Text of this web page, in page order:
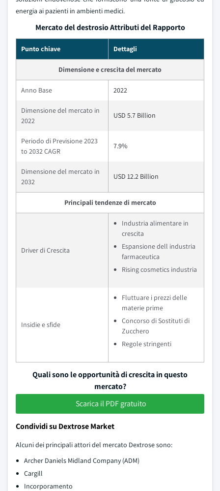
energia ai pazienti in ambienti medici.
Mercato del destrosio Attributi del Rapporto
Punto chiave Dettagli
Dimensione e crescita del mercato
Anno Base 2022
Dimensione del mercato in
2022
USD 5.7 Billion
Periodo di Previsione 2023
to 2032 CAGR
7.9%
Dimensione del mercato in
2032
USD 12.2 Billion
Principali tendenze di mercato
Driver di Crescita
Industria alimentare in
crescita
Espansione dell industria
farmaceutica
Rising cosmetics industria
Insidie e sfide
Fluttuare i prezzi delle
materie prime
Concorso di Sostituti di
Zucchero
Regole stringenti
Quali sono le opportunità di crescita in questo
mercato?
Scarica il PDF gratuito
Condividi su Dextrose Market
Alcuni dei principali attori del mercato Dextrose sono:
Archer Daniels Midland Company (ADM)
Cargill
Incorporamento